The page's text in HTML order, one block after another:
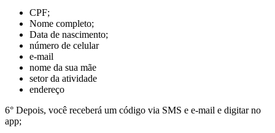
CPF;
Nome completo;
Data de nascimento;
número de celular
e-mail
nome da sua mãe
setor da atividade
endereço
6° Depois, você receberá um código via SMS e e-mail e digitar no
app;